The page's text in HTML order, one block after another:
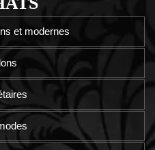
et modernes